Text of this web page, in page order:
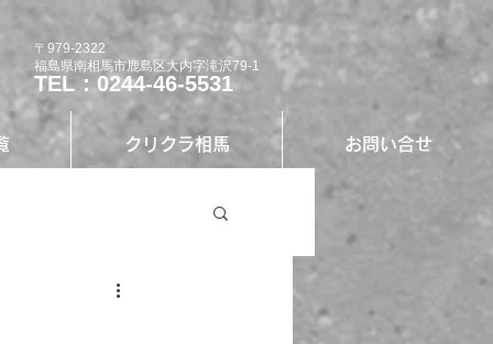
〒979-2322
福島県南相馬市鹿島区大内字滝沢79-1
TEL：0244-46-5531
クリクラ相馬 お問い合せ